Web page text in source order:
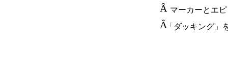
Â マーカーとエ
Â「ダッキング」